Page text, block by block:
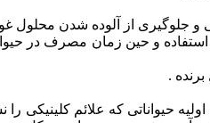
جلوگیری از آلوده شدن محلول
و حین زمان مصرف در
.
حیواناتی كه علائم كلینیكی